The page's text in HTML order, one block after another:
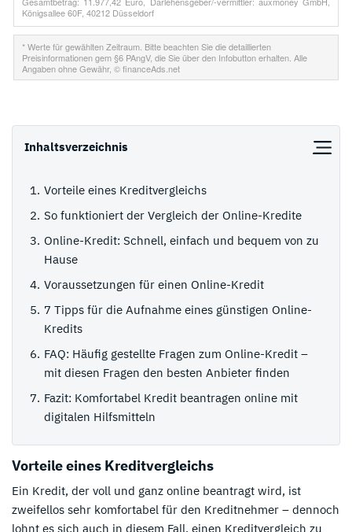
Inhaltsverzeichnis
Vorteile eines Kreditvergleichs
So funktioniert der Vergleich der Online-Kredite
Online-Kredit: Schnell, einfach und bequem von zu
Hause
Voraussetzungen für einen Online-Kredit
7 Tipps für die Aufnahme eines günstigen Online-
Kredits
FAQ: Häufig gestellte Fragen zum Online-Kredit –
mit diesen Fragen den besten Anbieter finden
Fazit: Komfortabel Kredit beantragen online mit
digitalen Hilfsmitteln
Vorteile eines Kreditvergleichs
Ein Kredit, der voll und ganz online beantragt wird, ist
zweifellos sehr komfortabel für den Kreditnehmer – dennoch
lohnt es sich auch in diesem Fall, einen Kreditvergleich zu